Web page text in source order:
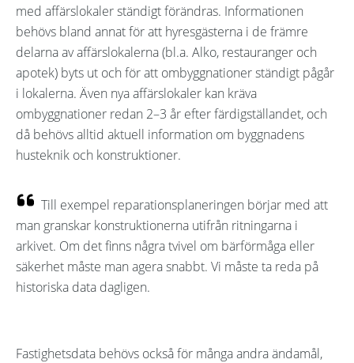
med affärslokaler ständigt förändras. Informationen
behövs bland annat för att hyresgästerna i de främre
delarna av affärslokalerna (bl.a. Alko, restauranger och
apotek) byts ut och för att ombyggnationer ständigt pågår
i lokalerna. Även nya affärslokaler kan kräva
ombyggnationer redan 2–3 år efter färdigställandet, och
då behövs alltid aktuell information om byggnadens
husteknik och konstruktioner.
Till exempel reparationsplaneringen börjar med att
man granskar konstruktionerna utifrån ritningarna i
arkivet. Om det finns några tvivel om bärförmåga eller
säkerhet måste man agera snabbt. Vi måste ta reda på
historiska data dagligen.
Fastighetsdata behövs också för många andra ändamål,